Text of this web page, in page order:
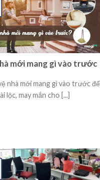
mới mang gì vào trước
nhà mới mang gì vào trước để
lộc, may mắn cho [...]